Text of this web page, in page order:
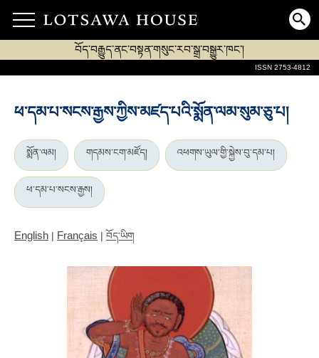
བོད་བརྒྱུད་ནང་བསྟན་གསུང་རབ་སྒྲ་བསྒྱུར་ཁང་།
ISSN 2753-4812
ཕ་དམ་པ་སངས་རྒྱས་ཀྱིས་མཛད་པའི་སྨོན་ལམ་སུམ་ཅུ་པ།
སྨོན་ལམ། གདམས་ངག་མཛོད། འཕགས་ཡུལ་གྱི་སྐྱེས་བུ་དམ་པ།
ཕ་དམ་པ་སངས་རྒྱས།
English | Français | བོད་ཡིག